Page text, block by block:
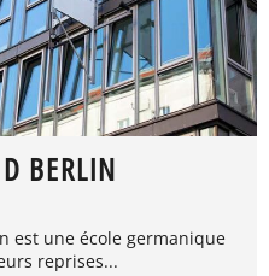
BERLIN
est une école germanique
reprises...